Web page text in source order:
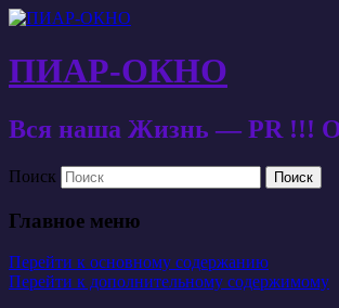
ПИАР-ОКНО
Вся наша Жизнь — PR !!! О
Поиск
Главное меню
Перейти к основному содержанию
Перейти к дополнительному содержимому